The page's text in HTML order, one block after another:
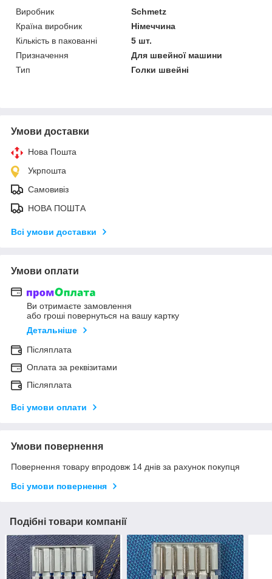
Виробник
Schmetz
Країна виробник
Німеччина
Кількість в пакованні
5 шт.
Призначення
Для швейної машини
Тип
Голки швейні
Умови доставки
Нова Пошта
Укрпошта
Самовивіз
НОВА ПОШТА
Всі умови доставки
Умови оплати
Ви отримаєте замовлення
або гроші повернуться на вашу картку
Детальніше
Післяплата
Оплата за реквізитами
Післяплата
Всі умови оплати
Умови повернення
Повернення товару впродовж 14 днів за рахунок покупця
Всі умови повернення
Подібні товари компанії